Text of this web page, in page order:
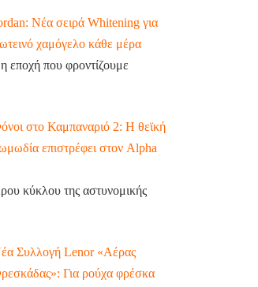
Νέα σειρά Whitening για
χαμόγελο κάθε μέρα
η εποχή που φροντίζουμε
στο Καμπαναριό 2: Η θεϊκή
επιστρέφει στον Alpha
κύκλου της αστυνομικής
Συλλογή Lenor «Αέρας
Για ρούχα φρέσκα